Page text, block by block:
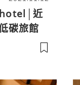
近
碳旅館